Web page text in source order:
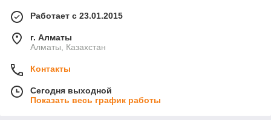
Работает с 23.01.2015
г. Алматы
Алматы, Казахстан
Контакты
Сегодня выходной
Показать весь график работы